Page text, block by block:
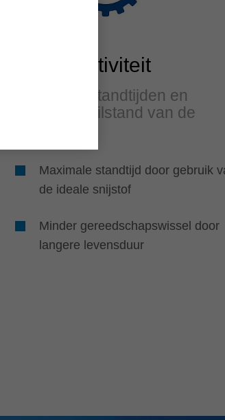
Productiviteit
Hogere standtijden en
minder stilstand van de
Maximale standtijd door gebruik
de ideale snijstof
Minder gereedschapswissel door
langere levensduur